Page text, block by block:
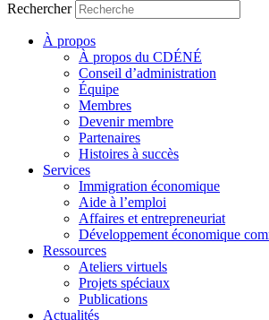
Rechercher
À propos
À propos du CDÉNÉ
Conseil d’administration
Équipe
Membres
Devenir membre
Partenaires
Histoires à succès
Services
Immigration économique
Aide à l’emploi
Affaires et entrepreneuriat
Développement économique
Ressources
Ateliers virtuels
Projets spéciaux
Publications
Actualités